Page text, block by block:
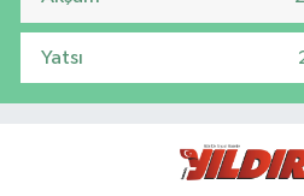
Yatsı